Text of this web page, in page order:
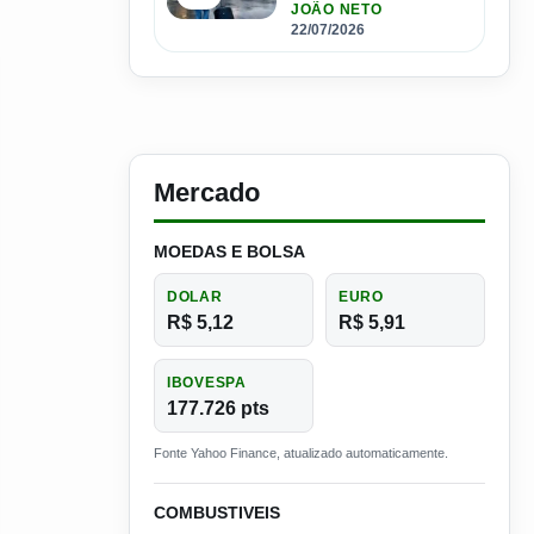
Espanha com salários
que passam de R$ 17
JOÃO NETO
22/07/2026
Mercado
MOEDAS E BOLSA
DOLAR
R$ 5,12
EURO
R$ 5,91
IBOVESPA
177.726 pts
Fonte Yahoo Finance, atualizado automaticamente.
COMBUSTIVEIS